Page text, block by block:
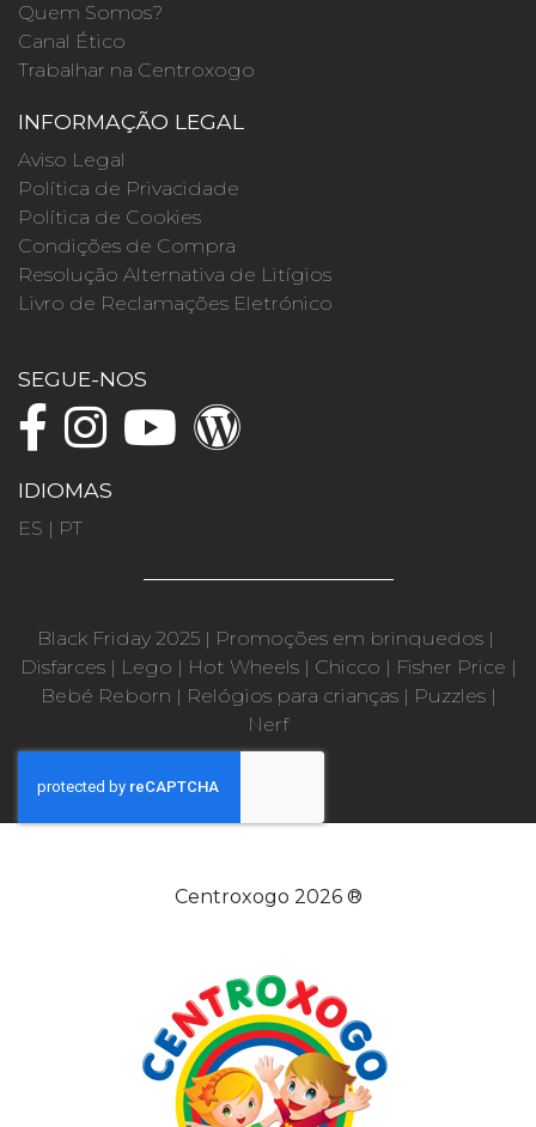
Quem Somos?
Canal Ético
Trabalhar na Centroxogo
INFORMAÇÃO LEGAL
Aviso Legal
Política de Privacidade
Política de Cookies
Condições de Compra
Resolução Alternativa de Litígios
Livro de Reclamações Eletrónico
SEGUE-NOS
IDIOMAS
ES | PT
Black Friday 2025 | Promoções em brinquedos |
Disfarces| Lego | Hot Wheels| Chicco | Fisher Price |
Bebé Reborn | Relógios para crianças| Puzzles|
Nerf
Centroxogo 2026 ®